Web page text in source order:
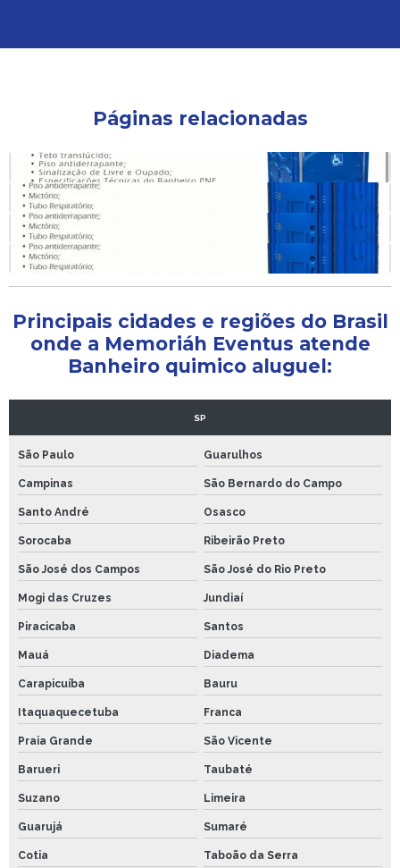
Páginas relacionadas
Locação de guarita e banheiro químico
Locação de banheiro quimico são paulo
Locação de banheiro quimico preço
Locação de banheiro químico para obra
Principais cidades e regiões do Brasil
onde a Memoriáh Eventus atende
Banheiro quimico aluguel:
SP
São Paulo Guarulhos
Campinas São Bernardo do Campo
Santo André Osasco
Sorocaba Ribeirão Preto
São José dos Campos São José do Rio Preto
Mogi das Cruzes Jundiaí
Piracicaba Santos
Mauá Diadema
Carapicuíba Bauru
Itaquaquecetuba Franca
Praia Grande São Vicente
Barueri Taubaté
Suzano Limeira
Guarujá Sumaré
Cotia Taboão da Serra